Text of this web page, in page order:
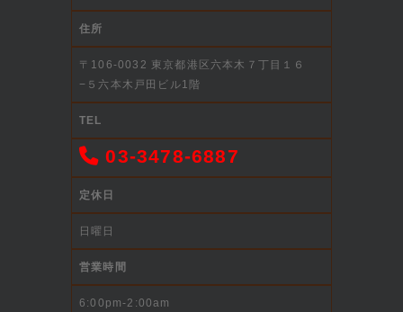
住所
〒106-0032 東京都港区六本木７丁目１６
−５六本木戸田ビル1階
TEL
03-3478-6887
定休日
日曜日
営業時間
6:00pm-2:00am